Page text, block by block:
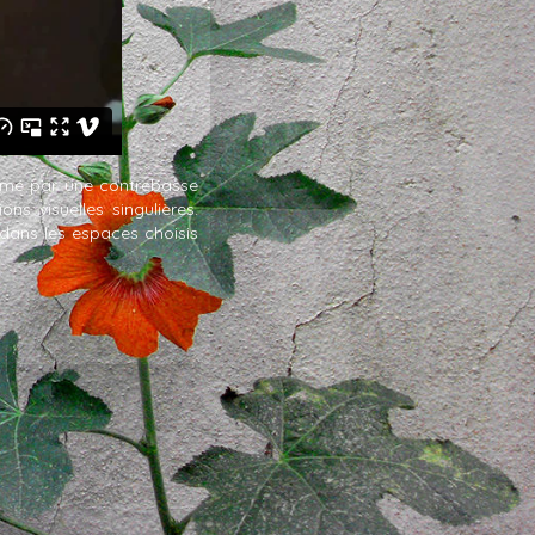
par une contrebasse
visuelles singulières.
les espaces choisis